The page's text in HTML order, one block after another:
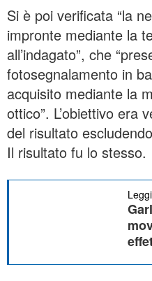
Si è poi verificata “la
impronte mediante la
all’indagato”, che
fotosegnalamento in
acquisito mediante la
ottico”. L’obiettivo era
del risultato
Il risultato fu lo stesso.